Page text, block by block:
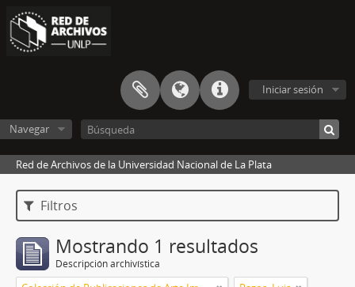
Iniciar sesión
Navegar
Red de Archivos de la Universidad Nacional de La Plata
Filtros
Mostrando 1 resultados
Descripción archivística